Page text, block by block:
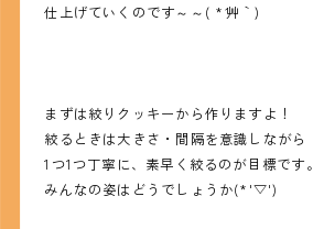
仕上げていくのです～～( *´艸｀)
まずは絞りクッキーから作りますよ！
絞るときは大きさ・間隔を意識しながら
1つ1つ丁寧に、素早く絞るのが目標です。
みんなの姿はどうでしょうか(*'▽')